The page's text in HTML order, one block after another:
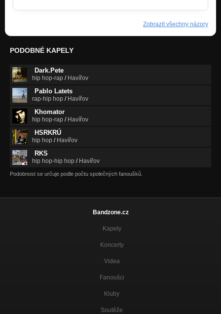
Zobrazit všechny názory
PODOBNÉ KAPELY
Dark.Pete
hip hop-rap / Havířov
Pablo Latets
rap-hip hop / Havířov
Khomator
hip hop-rap / Havířov
HSRKRÚ
hip hop / Havířov
RKS
hip hop-hip hop / Havířov
Podobnost se určuje podle počtu společných fanoušků.
Bandzone.cz
Kapely
Koncerty
Videa
Fanoušci
Kluby
Soutěže